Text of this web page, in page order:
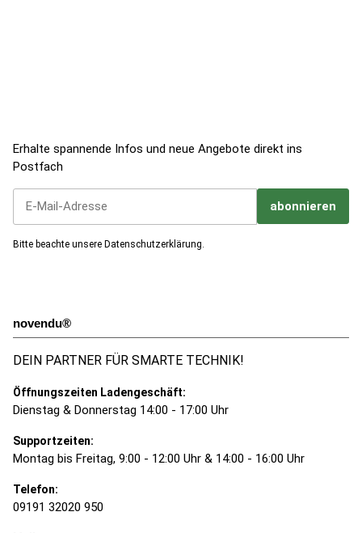
Erhalte spannende Infos und neue Angebote direkt ins
Postfach
abonnieren
Bitte beachte unsere Datenschutzerklärung
novendu®
DEIN PARTNER FÜR SMARTE TECHNIK!
Öffnungszeiten Ladengeschäft:
Dienstag & Donnerstag 14:00 - 17:00 Uhr
Supportzeiten:
Montag bis Freitag, 9:00 - 12:00 Uhr & 14:00 - 16:00 Uhr
Telefon:
09191 32020 950